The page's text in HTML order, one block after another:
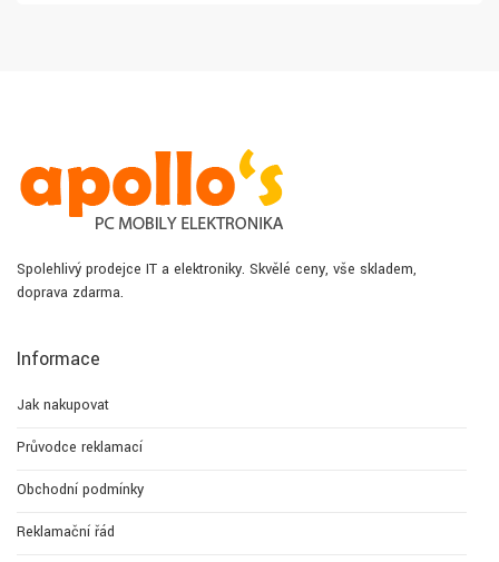
Spolehlivý prodejce IT a elektroniky. Skvělé ceny, vše skladem,
doprava zdarma.
Informace
Jak nakupovat
Průvodce reklamací
Obchodní podmínky
Reklamační řád